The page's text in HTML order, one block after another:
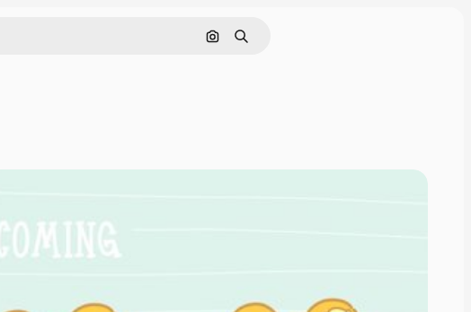
Pesquisar por imagem
Buscar